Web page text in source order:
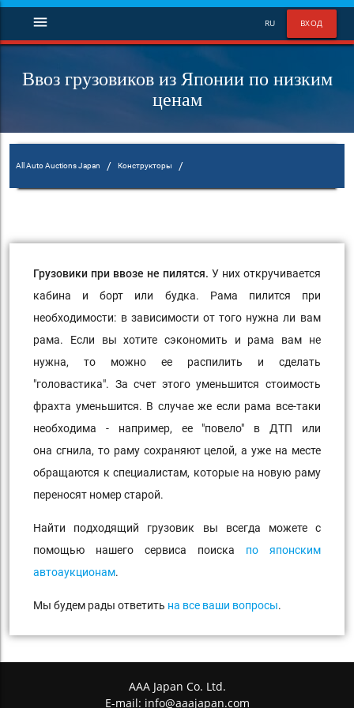
ВХОД
RU
menu
Ввоз грузовиков из Японии по низким
ценам
All Auto Auctions Japan / Конструкторы /
Грузовики при ввозе не пилятся. У них откручивается
кабина и борт или будка. Рама пилится при
необходимости: в зависимости от того нужна ли вам
рама. Если вы хотите сэкономить и рама вам не
нужна, то можно ее распилить и сделать
"головастика". За счет этого уменьшится стоимость
фрахта уменьшится. В случае же если рама все-таки
необходима - например, ее "повело" в ДТП или
она сгнила, то раму сохраняют целой, а уже на месте
обращаются к специалистам, которые на новую раму
переносят номер старой.
Найти подходящий грузовик вы всегда можете с
помощью нашего сервиса поиска по японским
автоаукционам.
Мы будем рады ответить на все ваши вопросы.
AAA Japan Co. Ltd.
E-mail: info@aaajapan.com